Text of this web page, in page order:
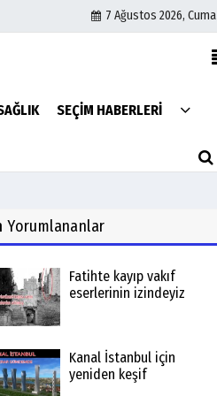
7 Ağustos 2026, Cuma
SEÇİM HABERLERİ
Künye
Çerez Politikası
Yorumlananlar
Fatihte kayıp vakıf
eserlerinin izindeyiz
Kanal İstanbul için
yeniden keşif